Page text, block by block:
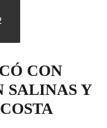
CON
SALINAS Y